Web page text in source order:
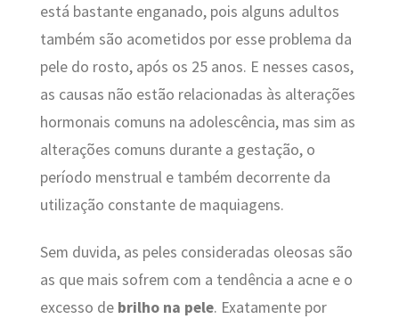
está bastante enganado, pois alguns adultos
também são acometidos por esse problema da
pele do rosto, após os 25 anos. E nesses casos,
as causas não estão relacionadas às alterações
hormonais comuns na adolescência, mas sim as
alterações comuns durante a gestação, o
período menstrual e também decorrente da
utilização constante de maquiagens.
Sem duvida, as peles consideradas oleosas são
as que mais sofrem com a tendência a acne e o
excesso de brilho na pele. Exatamente por